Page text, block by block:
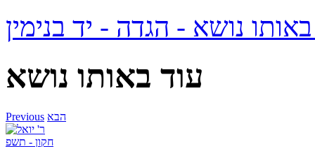
נושא - הגדה - יד בנימין
עוד באותו נושא
Previous הבא